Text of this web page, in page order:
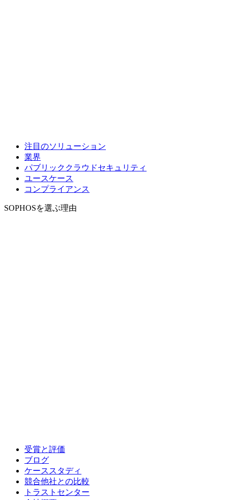
注目のソリューション
業界
パブリッククラウドセキュリティ
ユースケース
コンプライアンス
SOPHOSを選ぶ理由
受賞と評価
ブログ
ケーススタディ
競合他社との比較
トラストセンター